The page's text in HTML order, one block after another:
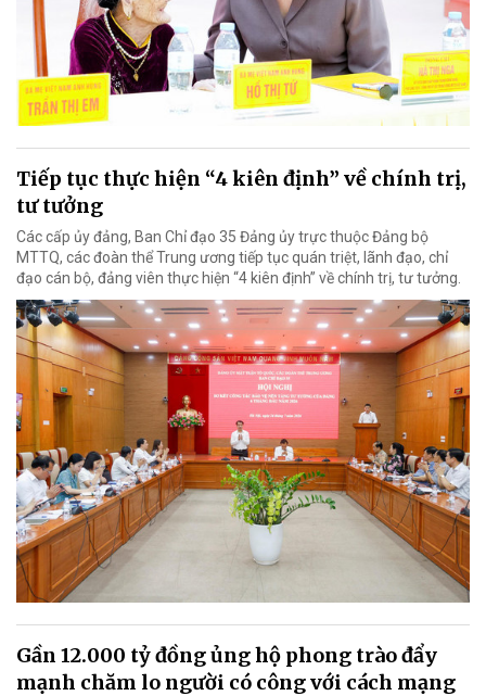
Tiếp tục thực hiện “4 kiên định” về chính trị,
tư tưởng
Các cấp ủy đảng, Ban Chỉ đạo 35 Đảng ủy trực thuộc Đảng bộ
MTTQ, các đoàn thể Trung ương tiếp tục quán triệt, lãnh đạo, chỉ
đạo cán bộ, đảng viên thực hiện “4 kiên định” về chính trị, tư tưởng.
Gần 12.000 tỷ đồng ủng hộ phong trào đẩy
mạnh chăm lo người có công với cách mạng